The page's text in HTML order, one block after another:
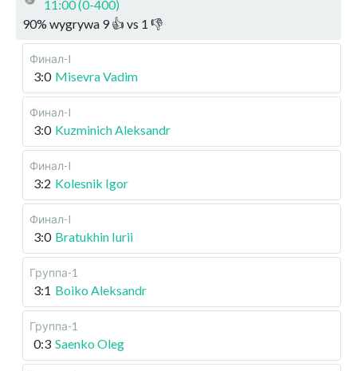
11:00 (0-400)
90% wygrywa 9👍 vs 1 👎
Финал-I
3:0 Misevra Vadim
Финал-I
3:0 Kuzminich Aleksandr
Финал-I
3:2 Kolesnik Igor
Финал-I
3:0 Bratukhin Iurii
Группа-1
3:1 Boiko Aleksandr
Группа-1
0:3 Saenko Oleg